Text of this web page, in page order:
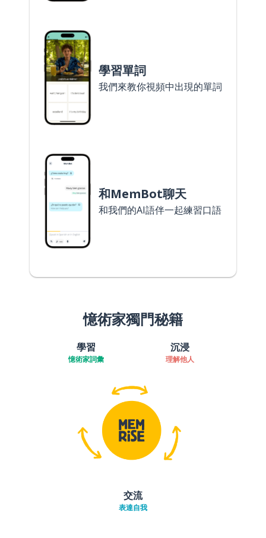
學習單詞
我們來教你視頻中出現的單詞
和MemBot聊天
和我們的AI語伴一起練習口語
憶術家獨門秘籍
學習
憶術家詞彙
沉浸
理解他人
交流
表達自我